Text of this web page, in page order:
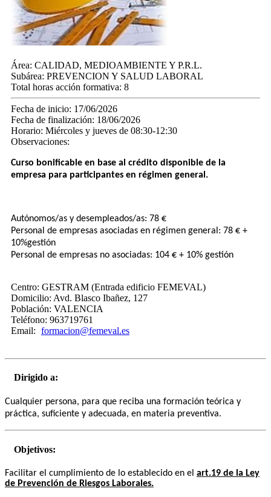
Área: CALIDAD, MEDIOAMBIENTE Y P.R.L.
Subárea: PREVENCION Y SALUD LABORAL
Total horas acción formativa: 8
Fecha de inicio: 17/06/2026
Fecha de finalización: 18/06/2026
Horario: Miércoles y jueves de 08:30-12:30
Observaciones:
Curso bonificable en base al crédito disponible de la
empresa para participantes en régimen general.
Autónomos/as y desempleados/as: 78 €
Personal de empresas asociadas en régimen general: 78 € +
10%​gestión​
Personal de empresas no asociadas: 104 € + 10% gestión
Centro: GESTRAM (Entrada edificio FEMEVAL)
Domicilio: Avd. Blasco Ibañez, 127
Población: VALENCIA
Teléfono: 963719761
Email: formacion@femeval.es
Dirigido a:
Cualquier persona, para que reciba una formación teórica y
práctica, suficiente y adecuada, en materia preventiva.
Objetivos:
Facilitar el cumplimiento de lo establecido en el art.19 de la Ley
de Prevención de Riesgos Laborales.